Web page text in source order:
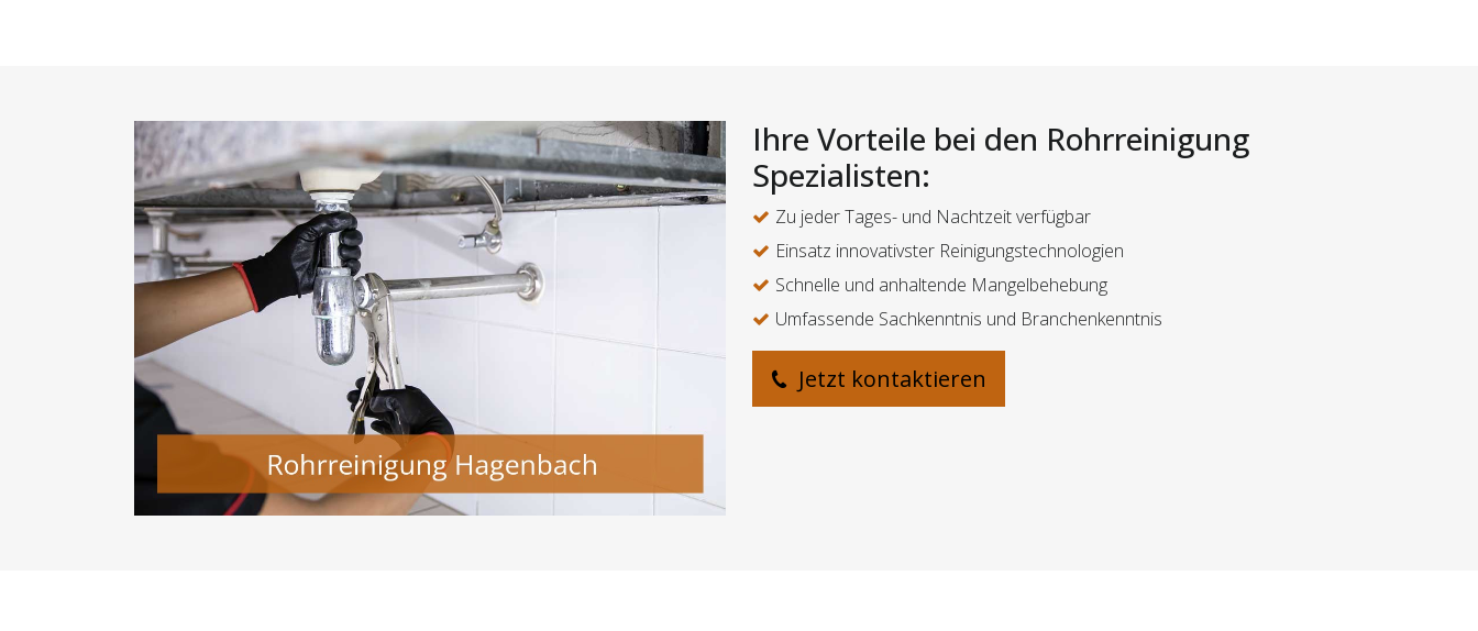
Ihre Vorteile bei den Rohrreinigung
Spezialisten:
Zu jeder Tages- und Nachtzeit verfügbar
Einsatz innovativster Reinigungstechnologien
Schnelle und anhaltende Mangelbehebung
Umfassende Sachkenntnis und Branchenkenntnis
Jetzt kontaktieren